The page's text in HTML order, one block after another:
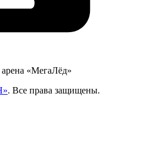
«МегаЛёд»
. Все права защищены.